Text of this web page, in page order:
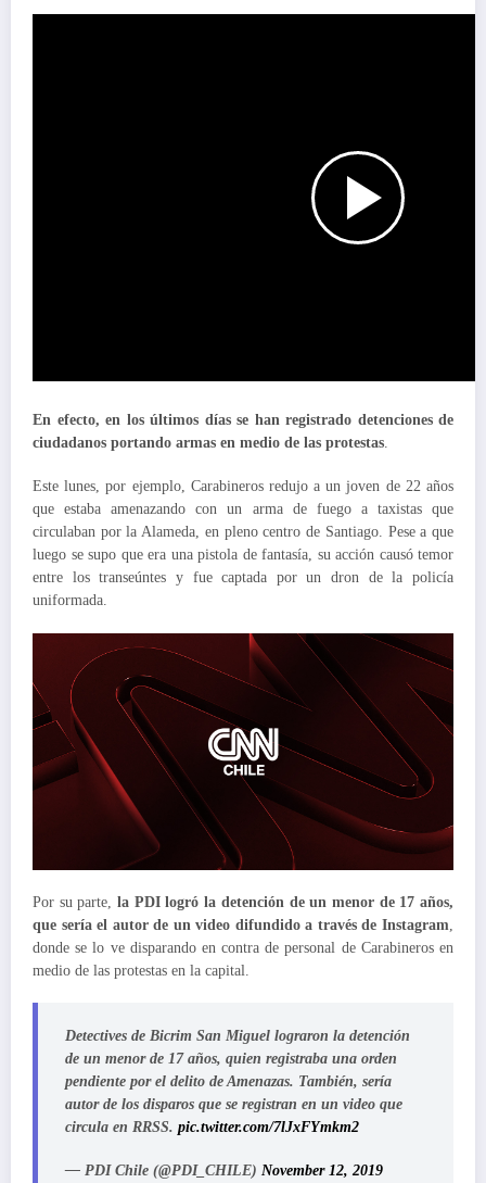
En efecto, en los últimos días se han registrado detenciones de
ciudadanos portando armas en medio de las protestas.
Este lunes, por ejemplo, Carabineros redujo a un joven de 22 años
que estaba amenazando con un arma de fuego a taxistas que
circulaban por la Alameda, en pleno centro de Santiago. Pese a que
luego se supo que era una pistola de fantasía, su acción causó temor
entre los transeúntes y fue captada por un dron de la policía
uniformada.
Por su parte,la PDI logró la detención de un menor de 17 años,
que sería el autor de un video difundido a través de Instagram,
donde se lo ve disparando en contra de personal de Carabineros en
medio de las protestas en la capital.
Detectives de Bicrim San Miguel lograron la detención
de un menor de 17 años, quien registraba una orden
pendiente por el delito de Amenazas. También, sería
autor de los disparos que se registran en un video que
circula en RRSS. pic.twitter.com/7lJxFYmkm2
— PDI Chile (@PDI_CHILE) November 12, 2019